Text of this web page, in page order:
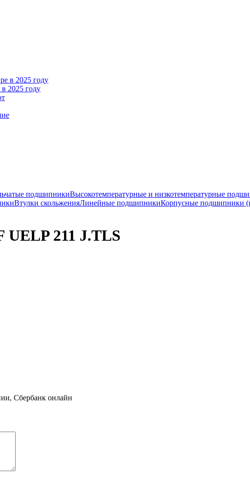
2025 году
подшипникиВысокотемпературные и низкотемпературные
Втулки скольженияЛинейные подшипникиКорпусные подшипники
211 J.TLS
Сбербанк онлайн